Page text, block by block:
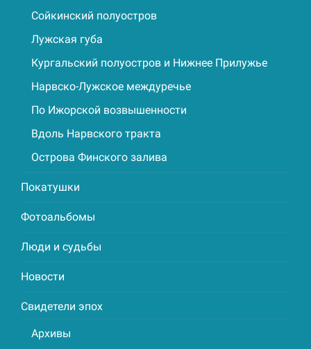
Сойкинский полуостров
Лужская губа
Кургальский полуостров и Нижнее Прилужье
Нарвско-Лужское междуречье
По Ижорской возвышенности
Вдоль Нарвского тракта
Острова Финского залива
Покатушки
Фотоальбомы
Люди и судьбы
Новости
Свидетели эпох
Архивы